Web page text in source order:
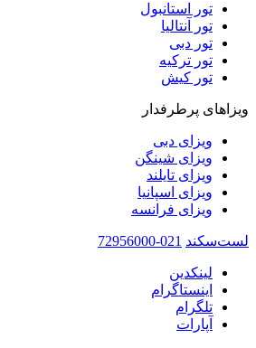
تور استانبول
تور آنتالیا
تور دبی
تور ترکیه
تور کیش
ویزاهای پرطرفدار
ویزای دبی
ویزای شینگن
ویزای تایلند
ویزای اسپانیا
ویزای فرانسه
لست‌سکند 021-72956000
لینکدین
اینستاگرام
تلگرام
آپارات